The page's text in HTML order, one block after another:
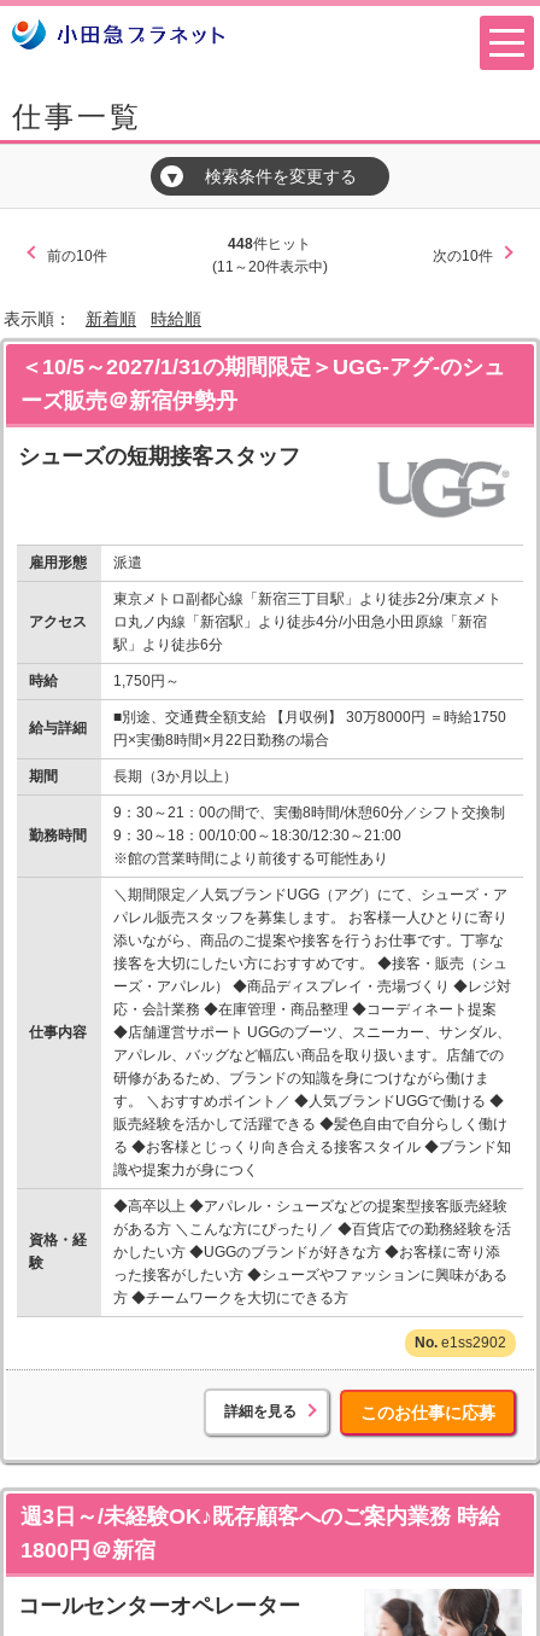
仕事一覧
▼ 検索条件を変更する
前の10件
448件ヒット
(11～20件表示中)
次の10件
表示順： 新着順 時給順
＜10/5～2027/1/31の期間限定＞UGG-アグ-のシュ
ーズ販売＠新宿伊勢丹
シューズの短期接客スタッフ
雇用形態 派遣
アクセス
東京メトロ副都心線「新宿三丁目駅」より徒歩2分/東京メト
ロ丸ノ内線「新宿駅」より徒歩4分/小田急小田原線「新宿
駅」より徒歩6分
時給 1,750円～
給与詳細
■別途、交通費全額支給 【月収例】 30万8000円 ＝時給1750
円×実働8時間×月22日勤務の場合
期間 長期（3か月以上）
勤務時間
9：30～21：00の間で、実働8時間/休憩60分／シフト交換制
9：30～18：00/10:00～18:30/12:30～21:00
※館の営業時間により前後する可能性あり
仕事内容
＼期間限定／人気ブランドUGG（アグ）にて、シューズ・ア
パレル販売スタッフを募集します。 お客様一人ひとりに寄り
添いながら、商品のご提案や接客を行うお仕事です。丁寧な
接客を大切にしたい方におすすめです。 ◆接客・販売（シュ
ーズ・アパレル） ◆商品ディスプレイ・売場づくり ◆レジ対
応・会計業務 ◆在庫管理・商品整理 ◆コーディネート提案
◆店舗運営サポート UGGのブーツ、スニーカー、サンダル、
アパレル、バッグなど幅広い商品を取り扱います。店舗での
研修があるため、ブランドの知識を身につけながら働けま
す。 ＼おすすめポイント／ ◆人気ブランドUGGで働ける ◆
販売経験を活かして活躍できる ◆髪色自由で自分らしく働け
る ◆お客様とじっくり向き合える接客スタイル ◆ブランド知
識や提案力が身につく
資格・経
験
◆高卒以上 ◆アパレル・シューズなどの提案型接客販売経験
がある方 ＼こんな方にぴったり／ ◆百貨店での勤務経験を活
かしたい方 ◆UGGのブランドが好きな方 ◆お客様に寄り添
った接客がしたい方 ◆シューズやファッションに興味がある
方 ◆チームワークを大切にできる方
e1ss2902
詳細を見る このお仕事に応募
週3日～/未経験OK♪既存顧客へのご案内業務 時給
1800円＠新宿
コールセンターオペレーター